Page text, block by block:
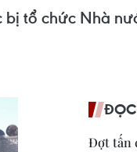
tổ chức Nhà
Đợt tấn